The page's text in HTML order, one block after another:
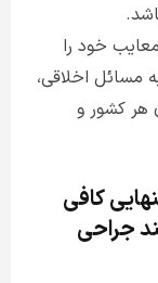
.
خود را
مسائل اخلاقی،
هر کشور و
کافی
جراحی